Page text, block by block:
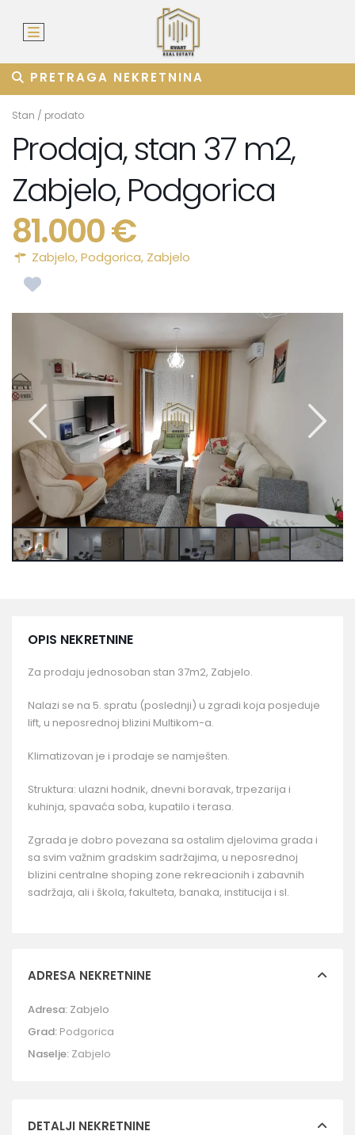
PRETRAGA NEKRETNINA
Stan / prodato
Prodaja, stan 37 m2,
Zabjelo, Podgorica
81.000 €
Zabjelo,Podgorica, Zabjelo
OPIS NEKRETNINE
Za prodaju jednosoban stan 37m2, Zabjelo.
Nalazi se na 5. spratu (poslednji) u zgradi koja posjeduje
lift, u neposrednoj blizini Multikom-a.
Klimatizovan je i prodaje se namješten.
Struktura: ulazni hodnik, dnevni boravak, trpezarija i
kuhinja, spavaća soba, kupatilo i terasa.
Zgrada je dobro povezana sa ostalim djelovima grada i
sa svim važnim gradskim sadržajima, u neposrednoj
blizini centralne shoping zone rekreacionih i zabavnih
sadržaja, ali i škola, fakulteta, banaka, institucija i sl.
ADRESA NEKRETNINE
Adresa: Zabjelo
Grad: Podgorica
Naselje: Zabjelo
DETALJI NEKRETNINE